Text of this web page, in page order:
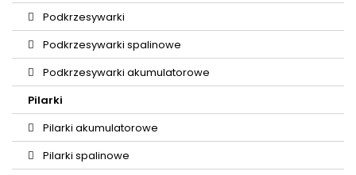
Podkrzesywarki
Podkrzesywarki spalinowe
Podkrzesywarki akumulatorowe
Pilarki
Pilarki akumulatorowe
Pilarki spalinowe